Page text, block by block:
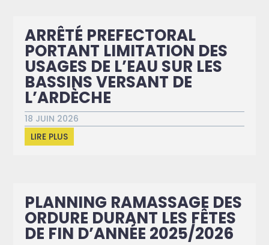
ARRÊTÉ PREFECTORAL
PORTANT LIMITATION DES
USAGES DE L’EAU SUR LES
BASSINS VERSANT DE
L’ARDÈCHE
18 JUIN 2026
LIRE PLUS
PLANNING RAMASSAGE DES
ORDURE DURANT LES FÊTES
DE FIN D’ANNÉE 2025/2026